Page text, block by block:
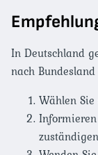
In Deutschland
nach
Wählen